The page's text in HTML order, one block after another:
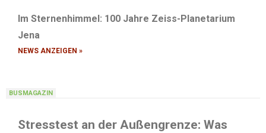
Im Sternenhimmel: 100 Jahre Zeiss-Planetarium
Jena
NEWS ANZEIGEN »
BUSMAGAZIN
Stresstest an der Außengrenze: Was